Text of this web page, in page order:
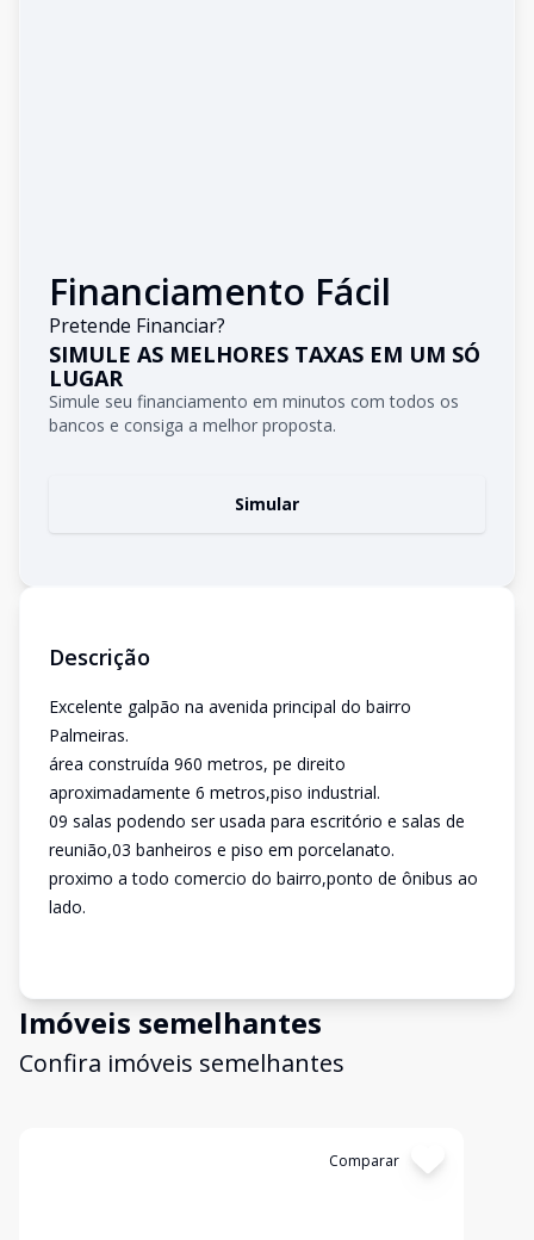
Financiamento Fácil
Pretende Financiar?
SIMULE AS MELHORES TAXAS EM UM SÓ
LUGAR
Simule seu financiamento em minutos com todos os
bancos e consiga a melhor proposta.
Simular
Descrição
Excelente galpão na avenida principal do bairro
Palmeiras.
área construída 960 metros, pe direito
aproximadamente 6 metros,piso industrial.
09 salas podendo ser usada para escritório e salas de
reunião,03 banheiros e piso em porcelanato.
proximo a todo comercio do bairro,ponto de ônibus ao
lado.
Imóveis semelhantes
Confira imóveis semelhantes
Comparar